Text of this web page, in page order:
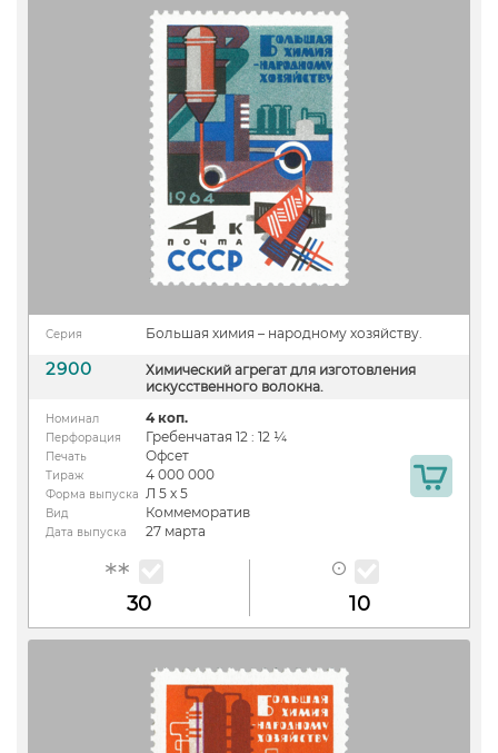
Серия Большая химия – народному хозяйству.
2900
Химический агрегат для изготовления
искусственного волокна.
Номинал 4 коп.
Перфорация Гребенчатая 12 : 12 ¼
Печать Офсет
Тираж 4 000 000
Форма выпуска Л 5 х 5
Вид Коммеморатив
Дата выпуска 27 марта
30 10